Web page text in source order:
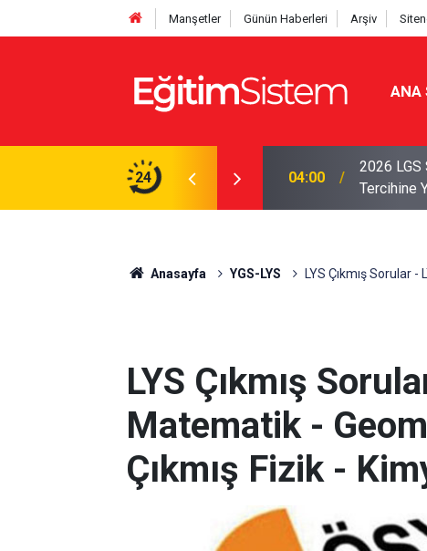
Manşetler Günün Haberleri Arşiv
ANA
24
Sınavla Alan Liseler Yüzde 95,76
04:00
2026 LGS
Tercihine
Anasayfa YGS-LYS LYS Çıkmış Sorular
LYS Çıkmış
Matematik -
Çıkmış Fizik -